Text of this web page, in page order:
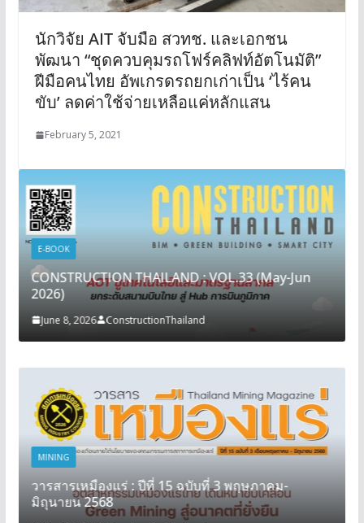
นักวิจัย AIT จับมือ สวทช. และเอกชน
พัฒนา “ชุดควบคุมรถโฟร์คลิฟท์อัตโนมัติ”
ฝีมือคนไทย อัพเกรดรถยกเก่าเป็น ‘ไร้คน
ขับ’ ลดค่าใช้จ่ายเหลือแค่หลักแสน
February 5, 2021
E-BOOK
CONSTRUCTION THAILAND : VOL.33 (May-Jun
2026)
June 8, 2026 ConstructionThailand
MINING
วารสารเหมืองแร่ : ปีที่ 15 ฉบับที่ 3 พฤษภาคม-
มิถุนายน 2568